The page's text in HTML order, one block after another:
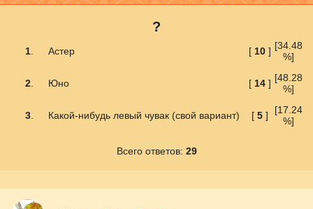
?
1 Астер [ 10] [34.48
%]
2 Юно [ 14] [48.28
%]
3 Какой-нибудь левый чувак (свой вариант) [ 5]
[17.24
%]
Всего ответов: 29